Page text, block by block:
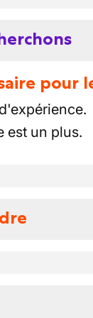
pour
est un plus.